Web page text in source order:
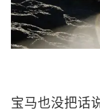
宝马也没把话